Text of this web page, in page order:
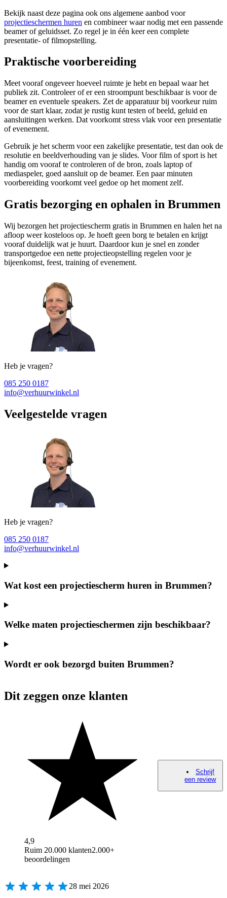
Bekijk naast deze pagina ook ons algemene aanbod voor
projectieschermen huren en combineer waar nodig met een passende
beamer of geluidsset. Zo regel je in één keer een complete
presentatie- of filmopstelling.
Praktische voorbereiding
Meet vooraf ongeveer hoeveel ruimte je hebt en bepaal waar het
publiek zit. Controleer of er een stroompunt beschikbaar is voor de
beamer en eventuele speakers. Zet de apparatuur bij voorkeur ruim
voor de start klaar, zodat je rustig kunt testen of beeld, geluid en
aansluitingen werken. Dat voorkomt stress vlak voor een presentatie
of evenement.
Gebruik je het scherm voor een zakelijke presentatie, test dan ook de
resolutie en beeldverhouding van je slides. Voor film of sport is het
handig om vooraf te controleren of de bron, zoals laptop of
mediaspeler, goed aansluit op de beamer. Een paar minuten
voorbereiding voorkomt veel gedoe op het moment zelf.
Gratis bezorging en ophalen in Brummen
Wij bezorgen het projectiescherm gratis in Brummen en halen het na
afloop weer kosteloos op. Je hoeft geen borg te betalen en krijgt
vooraf duidelijk wat je huurt. Daardoor kun je snel en zonder
transportgedoe een nette projectieopstelling regelen voor je
bijeenkomst, feest, training of evenement.
Heb je vragen?
085 250 0187
info@verhuurwinkel.nl
Veelgestelde vragen
Heb je vragen?
085 250 0187
info@verhuurwinkel.nl
Wat kost een projectiescherm huren in Brummen?
Welke maten projectieschermen zijn beschikbaar?
Wordt er ook bezorgd buiten Brummen?
Dit zeggen onze klanten
4,9
Ruim 20.000 klanten2.000+
beoordelingen
Schrijf
een review
28 mei 2026